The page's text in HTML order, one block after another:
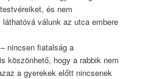
és nem
válunk az utca embere
nincsen fiatalság a
köszönhető, hogy a rabbik nem
a gyerekek előtt nincsenek